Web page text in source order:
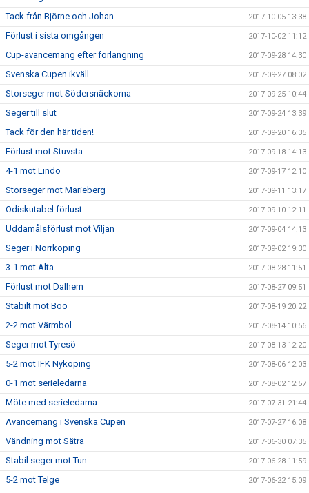
Tack från Björne och Johan 2017-10-05 13:38
Förlust i sista omgången 2017-10-02 11:12
Cup-avancemang efter förlängning 2017-09-28 14:30
Svenska Cupen ikväll 2017-09-27 08:02
Storseger mot Södersnäckorna 2017-09-25 10:44
Seger till slut 2017-09-24 13:39
Tack för den här tiden! 2017-09-20 16:35
Förlust mot Stuvsta 2017-09-18 14:13
4-1 mot Lindö 2017-09-17 12:10
Storseger mot Marieberg 2017-09-11 13:17
Odiskutabel förlust 2017-09-10 12:11
Uddamålsförlust mot Viljan 2017-09-04 14:13
Seger i Norrköping 2017-09-02 19:30
3-1 mot Älta 2017-08-28 11:51
Förlust mot Dalhem 2017-08-27 09:51
Stabilt mot Boo 2017-08-19 20:22
2-2 mot Värmbol 2017-08-14 10:56
Seger mot Tyresö 2017-08-13 12:20
5-2 mot IFK Nyköping 2017-08-06 12:03
0-1 mot serieledarna 2017-08-02 12:57
Möte med serieledarna 2017-07-31 21:44
Avancemang i Svenska Cupen 2017-07-27 16:08
Vändning mot Sätra 2017-06-30 07:35
Stabil seger mot Tun 2017-06-28 11:59
5-2 mot Telge 2017-06-22 15:09